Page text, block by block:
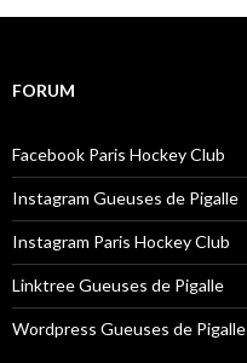
FORUM
Facebook Paris Hockey Club
Instagram Gueuses de Pigalle
Instagram Paris Hockey Club
Linktree Gueuses de Pigalle
Wordpress Gueuses de Pigalle